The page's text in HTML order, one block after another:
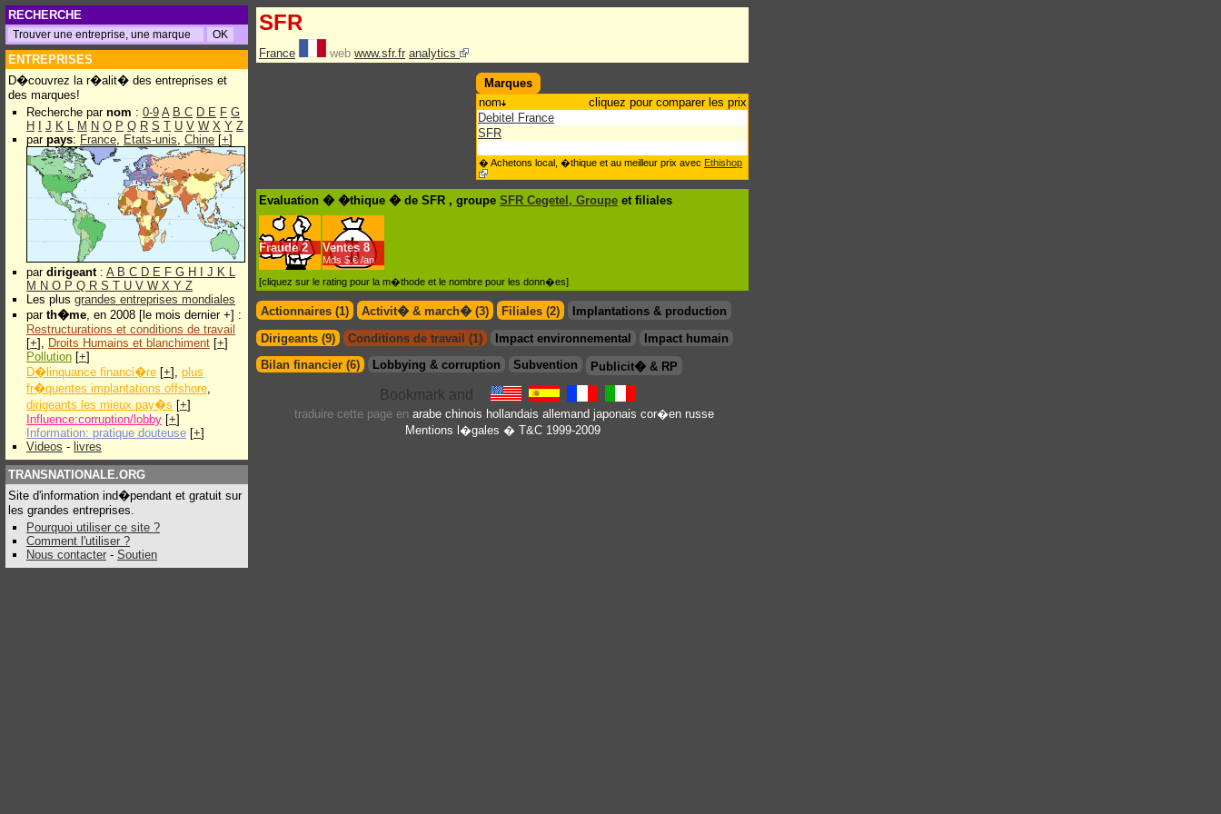
RECHERCHE
ENTREPRISES
D�couvrez la r�alit� des entreprises et
des marques!
Recherche par nom : 0-9 A B C D E F G
H
J K L M N O P Q R S T U V W X Y Z
par pays: France, Etats-unis, Chine [+]
par dirigeant: A B C D E F G H J K L
M N O P Q R S T U V W X Y Z
Les plus grandes entreprises mondiales
par th�me, en 2008 [le mois dernier +] :
Restructurations et conditions de travail
[+], Droits Humains et blanchiment [+]
Pollution [+]
D�linquance financi�re [+], plus
fr�quentes implantations offshore,
dirigeants les mieux pay�s [+]
Influence:corruption/lobby [+]
Information: pratique douteuse [+]
Videos - livres
TRANSNATIONALE.ORG
Site d'information ind�pendant et gratuit sur
les grandes entreprises.
Pourquoi utiliser ce site ?
Comment l'utiliser ?
Nous contacter - Soutien
SFR
France web www.sfr.fr analytics
Marques
nom
cliquez pour comparer les prix
Debitel France
SFR
� Achetons local, �thique et au meilleur prix avec Ethishop
Evaluation � �thique � de SFR , groupe SFR Cegetel, Groupe et filiales
Fraude 2 Ventes 8
Mds $.€ /an
[cliquez sur le rating pour la m�thode et le nombre pour les donn�es]
Actionnaires (1) Activit� & march� (3) Filiales (2)
Implantations & production
Dirigeants (9)
Conditions de travail (1) Impact environnemental
Impact humain
Bilan financier (6)
Lobbying & corruption Subvention Publicit� & RP
traduire cette page en arabe chinois hollandais allemand japonais cor�en russe
Mentions l�gales � T&C 1999-2009